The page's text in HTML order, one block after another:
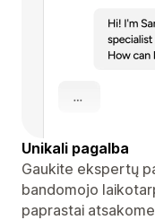
Unikali pagalba
Gaukite ekspertų
bandomojo
paprastai